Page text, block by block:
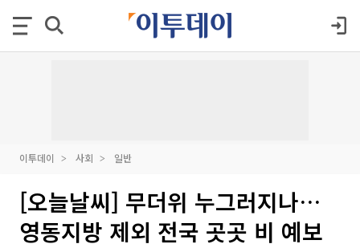
이투데이 사회 일반
[오늘날씨] 무더위 누그러지나…
영동지방 제외 전국 곳곳 비 예보